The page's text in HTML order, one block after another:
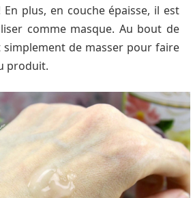
plus, en couche épaisse, il est
comme masque. Au bout de
de masser pour faire
produit.